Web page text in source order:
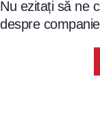
Nu ezitați să ne
despre